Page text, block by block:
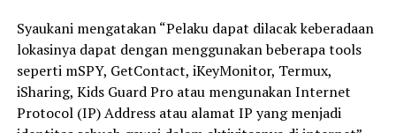
Syaukani mengatakan “Pelaku dapat dilacak keberadaan
lokasinya dapat dengan menggunakan beberapa tools
seperti mSPY, GetContact, iKeyMonitor, Termux,
iSharing, Kids Guard Pro atau mengunakan Internet
Protocol (IP) Address atau alamat IP yang menjadi